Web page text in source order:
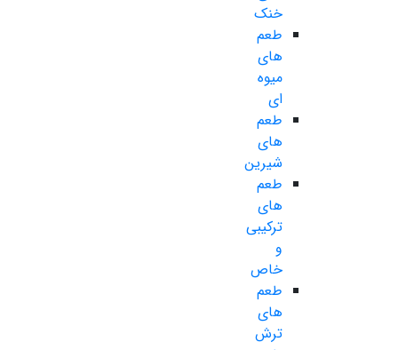
خنک
طعم
های
میوه
ای
طعم
های
شیرین
طعم
های
ترکیبی
و
خاص
طعم
های
ترش